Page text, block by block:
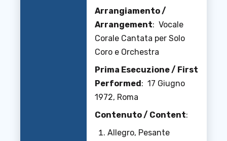
Arrangiamento /
Arrangement: Vocale
Corale Cantata per Solo
Coro e Orchestra
Prima Esecuzione / First
Performed: 17 Giugno
1972, Roma
Contenuto / Content:
Allegro, Pesante